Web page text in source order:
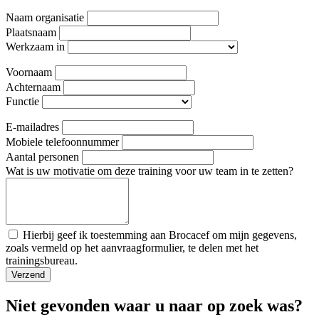
Naam organisatie
Plaatsnaam
Werkzaam in
Voornaam
Achternaam
Functie
E-mailadres
Mobiele telefoonnummer
Aantal personen
Wat is uw motivatie om deze training voor uw team in te zetten?
Hierbij geef ik toestemming aan Brocacef om mijn gegevens,
zoals vermeld op het aanvraagformulier, te delen met het
trainingsbureau.
Niet gevonden waar u naar op zoek was?